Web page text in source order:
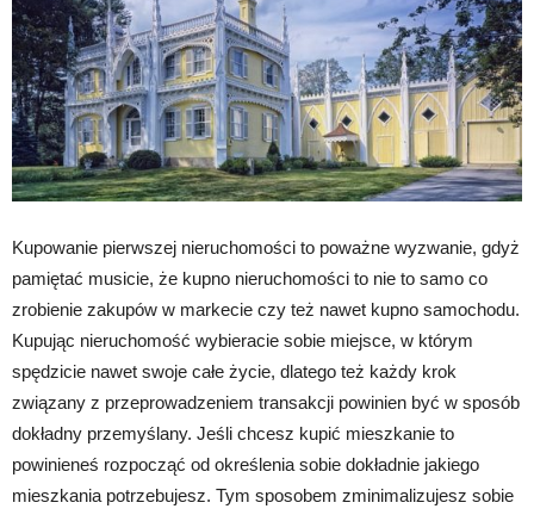
Kupowanie pierwszej nieruchomości to poważne wyzwanie, gdyż
pamiętać musicie, że kupno nieruchomości to nie to samo co
zrobienie zakupów w markecie czy też nawet kupno samochodu.
Kupując nieruchomość wybieracie sobie miejsce, w którym
spędzicie nawet swoje całe życie, dlatego też każdy krok
związany z przeprowadzeniem transakcji powinien być w sposób
dokładny przemyślany. Jeśli chcesz kupić mieszkanie to
powinieneś rozpocząć od określenia sobie dokładnie jakiego
mieszkania potrzebujesz. Tym sposobem zminimalizujesz sobie